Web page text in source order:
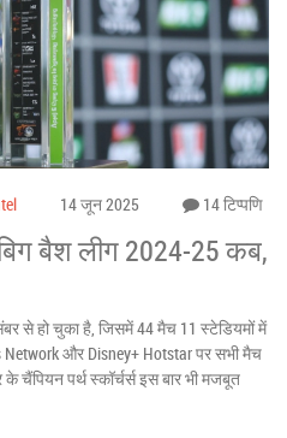
14 जून 2025 14 टिप्पणि
बैश लीग 2024-25 कब,
से हो चुका है, जिसमें 44 मैच 11 स्टेडियमों में
और Disney+ Hotstar पर सभी मैच
चैंपियन पर्थ स्कॉर्चर्स इस बार भी मजबूत